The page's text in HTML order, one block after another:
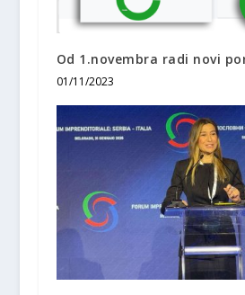
Od 1.novembra radi novi
01/11/2023